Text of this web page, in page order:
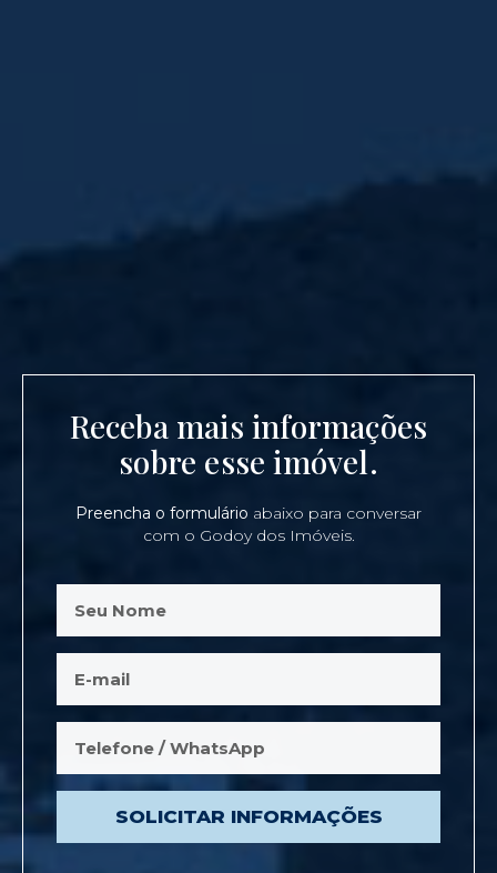
Receba mais informações
sobre esse imóvel.
Preencha o formulário abaixo para conversar
com o Godoy dos Imóveis.
SOLICITAR INFORMAÇÕES